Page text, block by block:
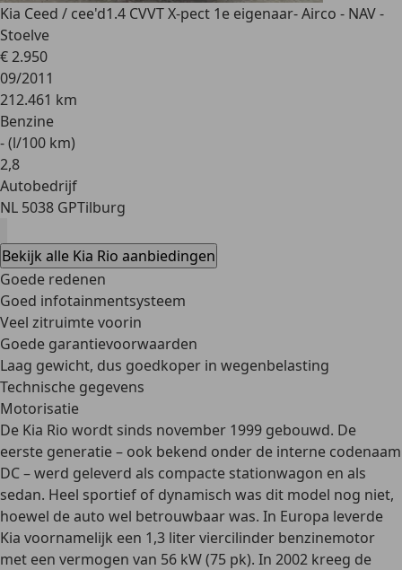
Kia Ceed / cee'd1.4 CVVT X-pect 1e eigenaar- Airco - NAV -
Stoelve
€ 2.950
09/2011
212.461 km
Benzine
- (l/100 km)
2,8
Autobedrijf
NL 5038 GPTilburg
Bekijk alle Kia Rio aanbiedingen
Goede redenen
Goed infotainmentsysteem
Veel zitruimte voorin
Goede garantievoorwaarden
Laag gewicht, dus goedkoper in wegenbelasting
Technische gegevens
Motorisatie
De Kia Rio wordt sinds november 1999 gebouwd. De
eerste generatie– ook bekend onder de interne codenaam
DC – werd geleverd als compacte stationwagon en als
sedan. Heel sportief of dynamisch was dit model nog niet,
hoewel de auto wel betrouwbaar was. In Europa leverde
Kia voornamelijk een 1,3 liter viercilinder benzinemotor
met een vermogen van 56 kW (75 pk). In 2002 kreeg de